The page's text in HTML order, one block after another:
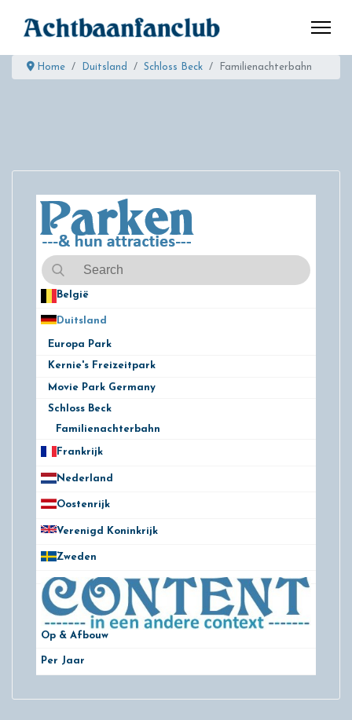
Home Duitsland Schloss Beck Familienachterbahn
België
Duitsland
Europa Park
Kernie's Freizeitpark
Movie Park Germany
Schloss Beck
Familienachterbahn
Frankrijk
Nederland
Oostenrijk
Verenigd Koninkrijk
Zweden
Op & Afbouw
Per Jaar